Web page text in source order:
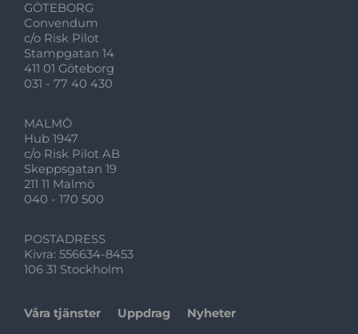
GÖTEBORG
Convendum
c/o Risk Pilot
Stampgatan 14
411 01 Göteborg
031 - 77 40 430
MALMÖ
Hub 1947
c/o Risk Pilot AB
Skeppsgatan 19
211 11 Malmö
040 - 170 500
POSTADRESS
Kivra: 556634-8453
106 31 Stockholm
Våra tjänster Uppdrag Nyheter